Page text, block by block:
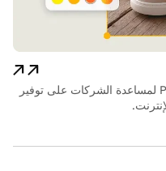
تم تصميم محرر الصور AI من PixPretty لمساعدة الشركات على توفير